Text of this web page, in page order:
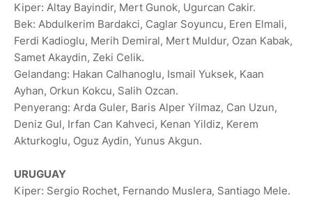
Kiper: Altay Bayindir, Mert Gunok, Ugurcan Cakir.
Bek: Abdulkerim Bardakci, Caglar Soyuncu, Eren Elmali,
Ferdi Kadioglu, Merih Demiral, Mert Muldur, Ozan Kabak,
Samet Akaydin, Zeki Celik.
Gelandang: Hakan Calhanoglu, Ismail Yuksek, Kaan
Ayhan, Orkun Kokcu, Salih Ozcan.
Penyerang: Arda Guler, Baris Alper Yilmaz, Can Uzun,
Deniz Gul, Irfan Can Kahveci, Kenan Yildiz, Kerem
Akturkoglu, Oguz Aydin, Yunus Akgun.
URUGUAY
Kiper: Sergio Rochet, Fernando Muslera, Santiago Mele.